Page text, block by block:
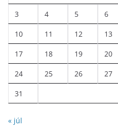
3 4 5 6
10 11 12 13
17 18 19 20
24 25 26 27
31
« júl